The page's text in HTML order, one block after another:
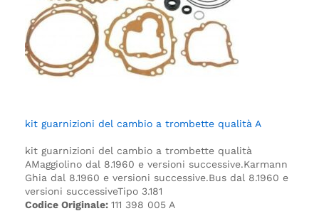
kit guarnizioni del cambio a trombette qualità A
kit guarnizioni del cambio a trombette qualità
AMaggiolino dal 8.1960 e versioni successive.Karmann
Ghia dal 8.1960 e versioni successive.Bus dal 8.1960 e
versioni successiveTipo 3.181
Codice Originale: 111 398 005 A